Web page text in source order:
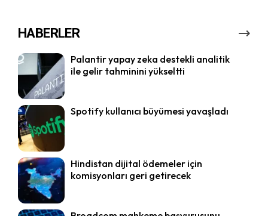
HABERLER
Palantir yapay zeka destekli analitik
ile gelir tahminini yükseltti
Spotify kullanıcı büyümesi yavaşladı
Hindistan dijital ödemeler için
komisyonları geri getirecek